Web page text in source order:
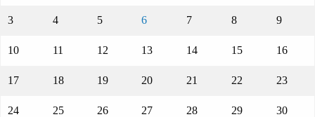
3 4 5 6 7 8 9
10 11 12 13 14 15 16
17 18 19 20 21 22 23
24 25 26 27 28 29 30